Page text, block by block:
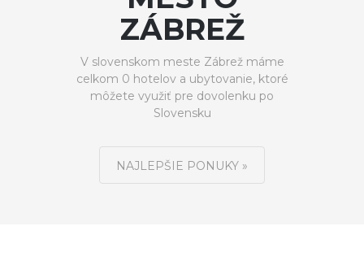
ZÁBREŽ
V slovenskom meste Zábrež máme
celkom 0 hotelov a ubytovanie, ktoré
môžete využiť pre dovolenku po
Slovensku
NAJLEPŠIE PONUKY »